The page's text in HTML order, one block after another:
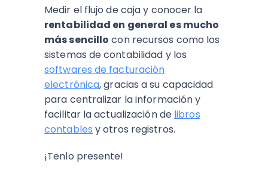
Medir el flujo de caja y conocer la
rentabilidad en general es mucho
más sencillo con recursos como los
sistemas de contabilidad y los
softwares de facturación
electrónica, gracias a su capacidad
para centralizar la información y
facilitar la actualización de libros
contables y otros registros.
¡Tenlo presente!